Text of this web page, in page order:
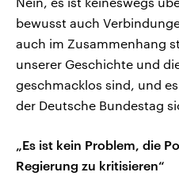
bewusst auch
auch im Zusammenhang
unserer Geschichte und
geschmacklos sind, und
der Deutsche Bundestag
„Es ist kein Problem, die
Regierung zu kritisieren“